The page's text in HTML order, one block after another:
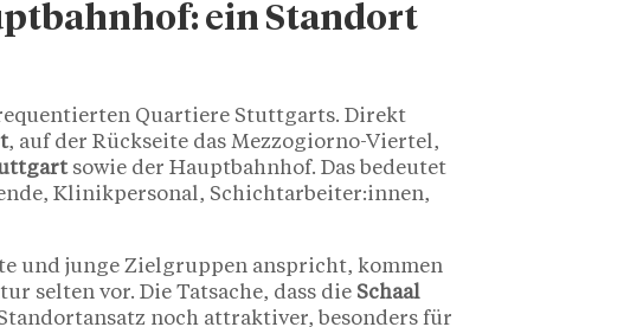
ein Standort
Quartiere Stuttgarts. Direkt
, auf der Rückseite das Mezzogiorno-Viertel,
sowie der Hauptbahnhof. Das bedeutet
Klinikpersonal, Schichtarbeiter:innen,
und junge Zielgruppen anspricht, kommen
selten vor. Die Tatsache, dass die Schaal
noch attraktiver, besonders für